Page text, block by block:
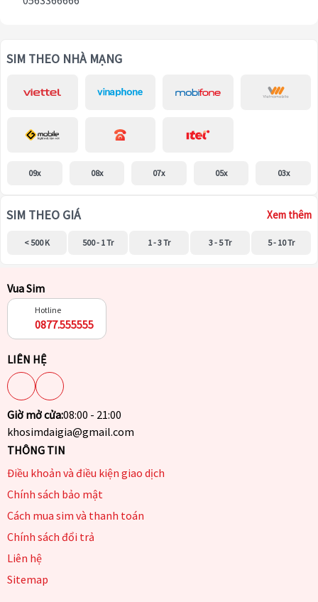
SIM THEO NHÀ MẠNG
09x 08x 07x 05x 03x
SIM THEO GIÁ Xem thêm
< 500 K 500 - 1 Tr 1 - 3 Tr 3 - 5 Tr 5 - 10 Tr
Vua Sim
Hotline
0877.555555
LIÊN HỆ
Giờ mở cửa:08:00 - 21:00
khosimdaigia@gmail.com
THÔNG TIN
Điều khoản và điều kiện giao dịch
Chính sách bảo mật
Cách mua sim và thanh toán
Chính sách đổi trả
Liên hệ
Sitemap